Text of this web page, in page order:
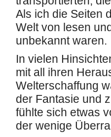
Als ich die Seiten
Welt von lesen
unbekannt waren.
In vielen
mit all ihren
Welterschaffung
der Fantasie und
fühlte sich etwas
der wenige